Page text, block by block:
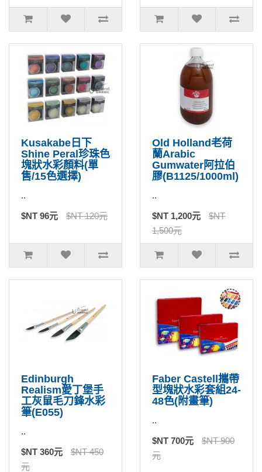
Kusakabe日下
Shine Peral珍珠色
塊狀水彩顏料(單
售/15色選擇)
..
$NT 96元 $NT 120元
Old Holland老荷
蘭Arabic
Gumwater阿拉伯
膠(B1125/1000ml)
..
$NT 1,200元
$NT
1,500元
Edinburgh
Realism愛丁堡手
工灰鼠毛刀鋒水彩
筆(E055)
..
$NT 360元
$NT 450
元
Faber Castell攜帶
型塊狀水彩套組24-
48色(附畫筆)
..
$NT 700元
$NT 900
元